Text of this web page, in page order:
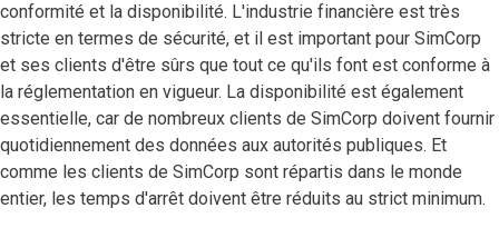
conformité et la disponibilité. L'industrie financière est très
stricte en termes de sécurité, et il est important pour SimCorp
et ses clients d'être sûrs que tout ce qu'ils font est conforme à
la réglementation en vigueur. La disponibilité est également
essentielle, car de nombreux clients de SimCorp doivent fournir
quotidiennement des données aux autorités publiques. Et
comme les clients de SimCorp sont répartis dans le monde
entier, les temps d'arrêt doivent être réduits au strict minimum.